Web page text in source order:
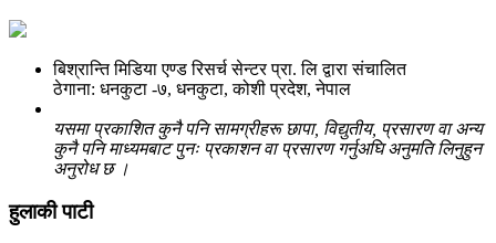
बिश्रान्ति मिडिया एण्ड रिसर्च सेन्टर प्रा. लि द्वारा संचालित
ठेगाना: धनकुटा -७, धनकुटा, कोशी प्रदेश, नेपाल
यसमा प्रकाशित कुनै पनि सामग्रीहरू छापा, विद्युतीय, प्रसारण वा अन्य
कुनै पनि माध्यमबाट पुनः प्रकाशन वा प्रसारण गर्नुअघि अनुमति लिनुहुन
अनुरोध छ ।
हुलाकी पाटी